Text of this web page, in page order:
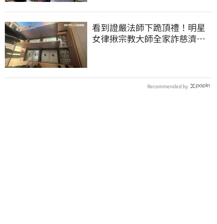
看到證嚴法師下跪頂禮！明星
女律揪宗教大師全家詐慈濟…
Recommended by